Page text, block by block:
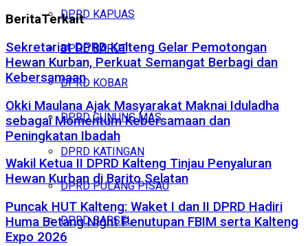
DPRD KAPUAS
DPRD BARUT
DPRD KOBAR
DPRD GUNUNG MAS
DPRD KATINGAN
DPRD PULANG PISAU
DPRD BARSEL
BeritaTerkait
Sekretariat DPRD Kalteng Gelar Pemotongan
Hewan Kurban, Perkuat Semangat Berbagi dan
Kebersamaan
Okki Maulana Ajak Masyarakat Maknai Iduladha
sebagai Momentum Kebersamaan dan
Peningkatan Ibadah
Wakil Ketua II DPRD Kalteng Tinjau Penyaluran
Hewan Kurban di Barito Selatan
Puncak HUT Kalteng: Waket I dan II DPRD Hadiri
Huma Betang Night Penutupan FBIM serta Kalteng
Expo 2026